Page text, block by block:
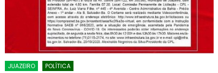
JUAZEIRO POLÍTICA